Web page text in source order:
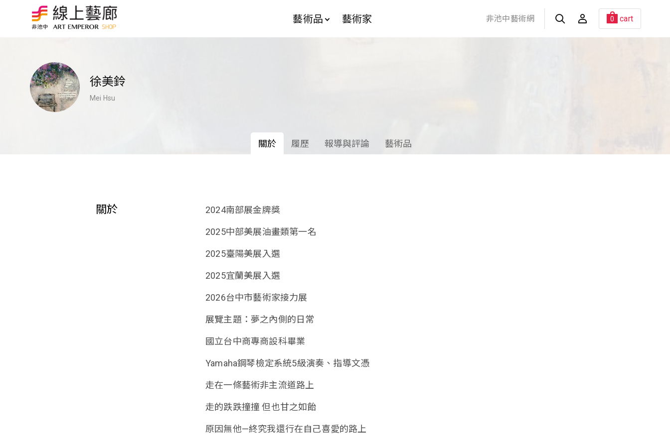
藝術品 藝術家 非池中藝術網 0 cart
徐美鈴
Mei Hsu
關於 履歷 報導與評論 藝術品
關於 2024南部展金牌獎
2025中部美展油畫類第一名
2025臺陽美展入選
2025宜蘭美展入選
2026台中市藝術家接力展
展覽主題：夢之內側的日常
國立台中商專商設科畢業
Yamaha鋼琴檢定系統5級演奏、指導文憑
走在一條藝術非主流道路上
走的跌跌撞撞 但也甘之如飴
原因無他—終究我還行在自己喜愛的路上